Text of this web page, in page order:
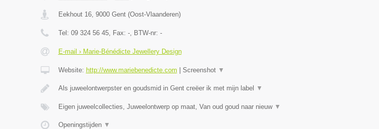
Eekhout 16, 9000 Gent(Oost-Vlaanderen)
Tel: 09 324 56 45, Fax: -, BTW-nr: -
E-mail › Marie-Bénédicte Jewellery Design
Website: http://www.mariebenedicte.com Screenshot ▼
Als juweelontwerpster en goudsmid in Gent creëer ik met mijn label ▼
Eigen juweelcollecties, Juweelontwerp op maat, Van oud goud naar nieuw ▼
Openingstijden ▼